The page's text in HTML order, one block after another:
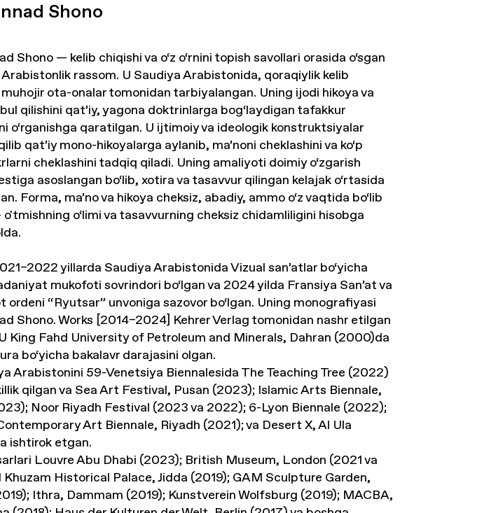
Shono
Shono — kelib chiqishi va o‘z o‘rnini topish savollari orasida o‘sgan
rassom. U Saudiya Arabistonida, qoraqiylik kelib
ota-onalar tomonidan tarbiyalangan. Uning ijodi hikoya va
qilishini qat’iy, yagona doktrinlarga bog‘laydigan tafakkur
o‘rganishga qaratilgan. U ijtimoiy va ideologik konstruktsiyalar
qat’iy mono-hikoyalarga aylanib, ma’noni cheklashini va ko‘p
cheklashini tadqiq qiladi. Uning amaliyoti doimiy o‘zgarish
asoslangan bo‘lib, xotira va tasavvur qilingan kelajak o‘rtasida
Forma, ma’no va hikoya cheksiz, abadiy, ammo o‘z vaqtida bo‘lib
o‘limi va tasavvurning cheksiz chidamliligini hisobga
yillarda Saudiya Arabistonida Vizual san’atlar bo‘yicha
mukofoti sovrindori bo‘lgan va 2024 yilda Fransiya San’at va
ordeni “Ryutsar” unvoniga sazovor bo‘lgan. Uning monografiyasi
Shono. Works [2014–2024] Kehrer Verlag tomonidan nashr etilgan
King Fahd University of Petroleum and Minerals, Dahran (2000)da
bo‘yicha bakalavr darajasini olgan.
Arabistonini 59-Venetsiya Biennalesida The Teaching Tree (2022)
qilgan va Sea Art Festival, Pusan (2023); Islamic Arts Biennale,
Noor Riyadh Festival (2023 va 2022); 6-Lyon Biennale (2022);
Art Biennale, Riyadh (2021); va Desert X, Al Ula
ishtirok etgan.
Louvre Abu Dhabi (2023); British Museum, London (2021 va
Khuzam Historical Palace, Jidda (2019); GAM Sculpture Garden,
Ithra, Dammam (2019); Kunstverein Wolfsburg (2019); MACBA,